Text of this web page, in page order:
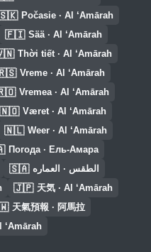
Počasie · Al ‘Amārah
🇫🇮 Sää · Al ‘Amārah
Thời tiết · Al ‘Amārah
Vreme · Al ‘Amārah
Vremea · Al ‘Amārah
🇳🇴 Været · Al ‘Amārah
🇳🇱 Weer · Al ‘Amārah
Погода · Ель-Амара
🇸🇦 الطقس · العماره
🇯🇵 天気 · Al ‘Amārah
天氣預報 · 阿馬拉
‘Amārah